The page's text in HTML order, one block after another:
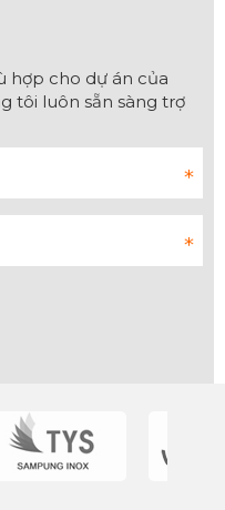
hợp cho dự án của
tôi luôn sẵn sàng trợ